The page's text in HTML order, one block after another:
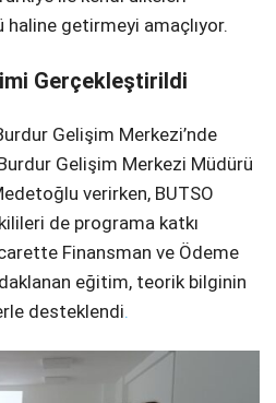
getirmeyi amaçlıyor.
Gerçekleştirildi
Gelişim Merkezi’nde
Gelişim Merkezi Müdürü
verirken, BUTSO
de programa katkı
Finansman ve Ödeme
eğitim, teorik bilginin
desteklendi.